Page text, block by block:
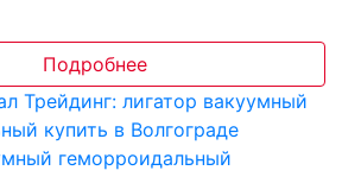
Подробнее
геморроидальный